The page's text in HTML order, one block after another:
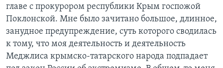
главе с прокурором республики Крым госпожой
Поклонской. Мне было зачитано большое, длинное,
занудное предупреждение, суть которого сводилась
к тому, что моя деятельность и деятельность
Меджлиса крымско-татарского народа подпадает